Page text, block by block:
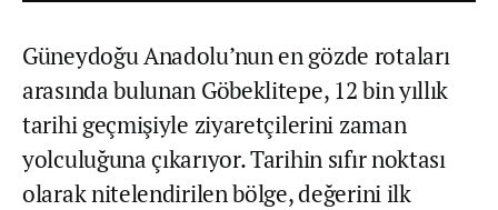
Güneydoğu Anadolu’nun en gözde rotaları
arasında bulunan Göbeklitepe, 12 bin yıllık
tarihi geçmişiyle ziyaretçilerini zaman
yolculuğuna çıkarıyor. Tarihin sıfır noktası
olarak nitelendirilen bölge, değerini ilk